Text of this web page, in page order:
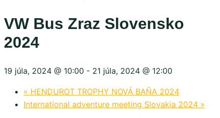
VW Bus Zraz Slovensko
2024
19 júla, 2024 @ 10:00 - 21 júla, 2024 @ 12:00
« HENDUROT TROPHY NOVÁ BAŇA 2024
International adventure meeting Slovakia 2024 »